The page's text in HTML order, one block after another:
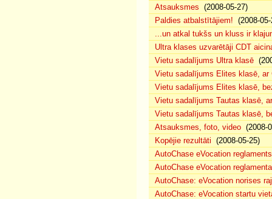
Atsauksmes (2008-05-27)
Paldies atbalstītājiem! (2008-
...un atkal tukšs un kluss ir
Ultra klases uzvarētāji CDT
Vietu sadalījums Ultra klasē
Vietu sadalījums Elites klasē, ar
Vietu sadalījums Elites klasē,
Vietu sadalījums Tautas klasē,
Vietu sadalījums Tautas klasē,
Atsauksmes, foto, video (2008-
Kopējie rezultāti (2008-05-25)
AutoChase eVocation reglaments
AutoChase eVocation
AutoChase: eVocation norises
AutoChase: eVocation startu